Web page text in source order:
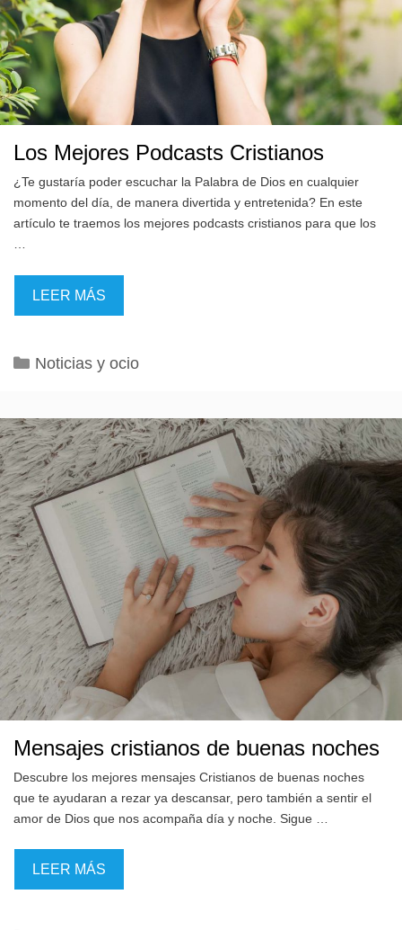
Los Mejores Podcasts Cristianos
¿Te gustaría poder escuchar la Palabra de Dios en cualquier
momento del día, de manera divertida y entretenida? En este
artículo te traemos los mejores podcasts cristianos para que los
LEER MÁS
Categorías
Noticias y ocio
Mensajes cristianos de buenas noches
Descubre los mejores mensajes Cristianos de buenas noches
que te ayudaran a rezar ya descansar, pero también a sentir el
amor de Dios que nos acompaña día y noche. Sigue …
LEER MÁS